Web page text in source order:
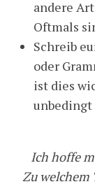
andere
Oftmals
Schreib
oder
ist dies
unbedingt
Ich hoffe
Zu welchem